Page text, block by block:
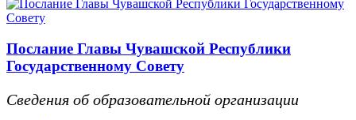
Послание Главы Чувашской Республики
Государственному Совету
Сведения об образовательной организации